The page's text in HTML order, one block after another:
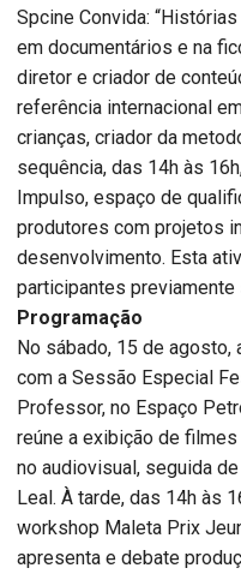
Spcine Convida:
em documentários e na
diretor e criador de
referência internacional
crianças, criador da
sequência, das 14h às
Impulso, espaço de
produtores com projetos
desenvolvimento. Esta
participantes previamente
Programação
No sábado, 15 de agosto,
com a Sessão Especial
Professor, no Espaço
reúne a exibição de
no audiovisual, seguida
Leal. À tarde, das 14h às
workshop Maleta Prix
apresenta e debate